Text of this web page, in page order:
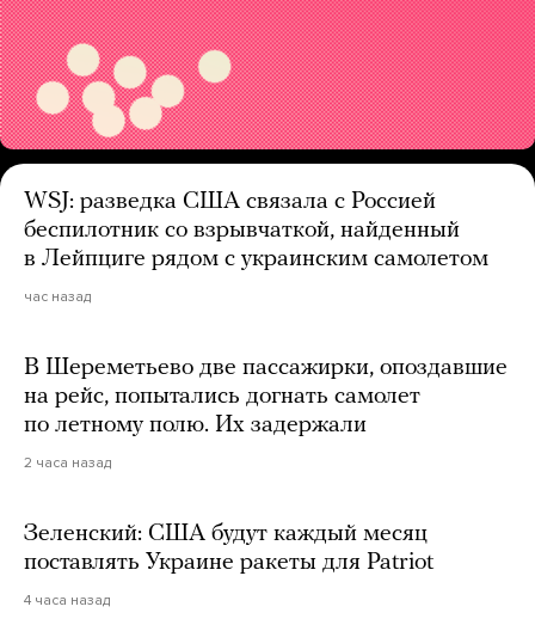
WSJ: разведка США связала с Россией
беспилотник со взрывчаткой, найденный
в Лейпциге рядом с украинским самолетом
час назад
В Шереметьево две пассажирки, опоздавшие
на рейс, попытались догнать самолет
по летному полю. Их задержали
2 часа назад
Зеленский: США будут каждый месяц
поставлять Украине ракеты для Patriot
4 часа назад